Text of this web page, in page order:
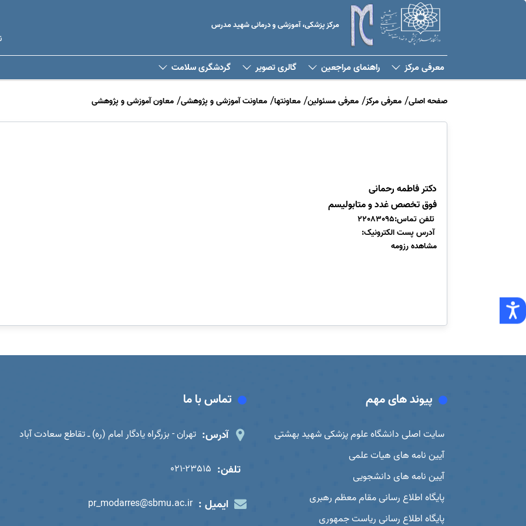
مرکز پزشکی، آموزشی و درمانی شهید مدرس
معرفی مرکز راهنمای مراجعین گالری تصویر گردشگری سلامت
صفحه اصلی معرفی مرکز معرفی مسئولین معاونتها معاونت آموزشی و پژوهشی معاون آموزشی و پژوهشی
دکتر فاطمه رحمانی
فوق تخصص غدد و متابولیسم
تلفن تماس:22083095
آدرس پست الکترونیک:
مشاهده رزومه
پیوند های مهم
سایت اصلی دانشگاه علوم پزشکی شهید بهشتی
آیین نامه های هیات علمی
آیین نامه های دانشجویی
پایگاه اطلاع رسانی مقام معظم رهبری
پایگاه اطلاع رسانی ریاست جمهوری
تماس با ما
آدرس: تهران - بزرگراه یادگار امام (ره) ـ تقاطع سعادت آباد
تلفن: 021-23515
ایمیل : pr_modarres@sbmu.ac.ir